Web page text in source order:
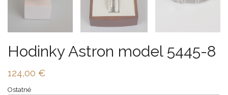
Hodinky Astron model 5445-8
124,00 €
Ostatné